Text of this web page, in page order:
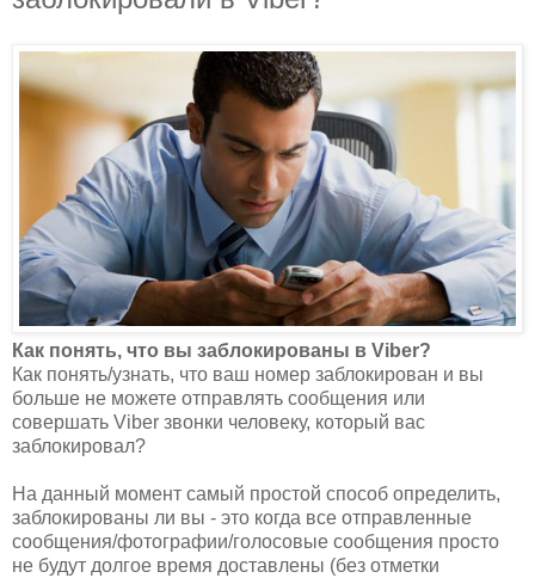
Как понять, что вы заблокированы в Viber?
Как понять/узнать, что ваш номер заблокирован и вы
больше не можете отправлять сообщения или
совершать Viber звонки человеку, который вас
заблокировал?
На данный момент самый простой способ определить,
заблокированы ли вы - это когда все отправленные
сообщения/фотографии/голосовые сообщения просто
не будут долгое время доставлены (без отметки